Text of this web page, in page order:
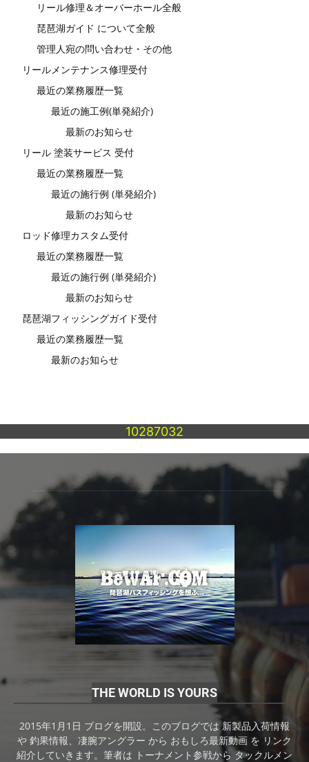
リール修理＆オーバーホール全般
琵琶湖ガイド について全般
管理人宛の問い合わせ・その他
リールメンテナンス修理受付
最近の業務履歴一覧
最近の施工例(単発紹介)
最新のお知らせ
リール 塗装サービス 受付
最近の業務履歴一覧
最近の施行例 (単発紹介)
最新のお知らせ
ロッド修理カスタム受付
最近の業務履歴一覧
最近の施行例 (単発紹介)
最新のお知らせ
琵琶湖フィッシングガイド受付
最近の業務履歴一覧
最新のお知らせ
10287032
THE WORLD IS YOURS
2015年1月1日 ブログを開設。このブログでは 新製品入荷情報
や 釣果情報、凄腕アングラー から おもしろ最新動画 を リンク
紹介していきます。筆者は トーナメント参戦から タックルメン